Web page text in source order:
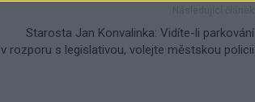
Starosta Jan Konvalinka: Vidíte-li parkování
v rozporu s legislativou, volejte městskou policii